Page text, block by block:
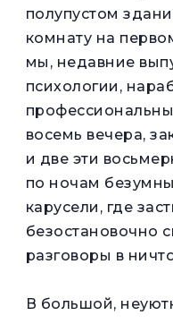
полупустом
комнату на
мы, недавние
психологии,
восемь вечера,
и две эти
по ночам
карусели, где
безостановочно
разговоры в
В большой,